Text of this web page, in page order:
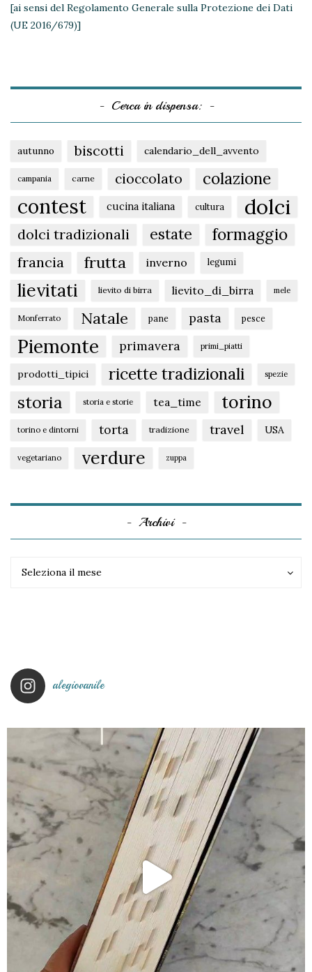
[ai sensi del Regolamento Generale sulla Protezione dei Dati
(UE 2016/679)]
Cerca in dispensa:
autunno biscotti calendario_dell_avvento
campania carne cioccolato colazione
contest cucina italiana cultura dolci
dolci tradizionali estate formaggio
francia frutta inverno legumi
lievitati lievito di birra lievito_di_birra mele
Monferrato Natale pane pasta pesce
Piemonte primavera primi_piatti
prodotti_tipici ricette tradizionali spezie
storia storia e storie tea_time torino
torino e dintorni torta tradizione travel USA
vegetariano verdure zuppa
Archivi
Seleziona il mese
alegiovanile